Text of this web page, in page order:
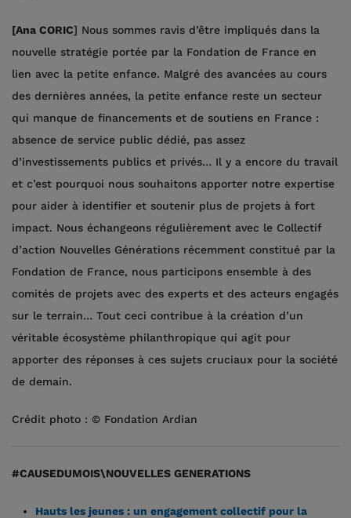
[Ana CORIC] Nous sommes ravis d’être impliqués dans la
nouvelle stratégie portée par la Fondation de France en
lien avec la petite enfance. Malgré des avancées au cours
des dernières années, la petite enfance reste un secteur
qui manque de financements et de soutiens en France :
absence de service public dédié, pas assez
d’investissements publics et privés… Il y a encore du travail
et c’est pourquoi nous souhaitons apporter notre expertise
pour aider à identifier et soutenir plus de projets à fort
impact. Nous échangeons régulièrement avec le Collectif
d’action Nouvelles Générations récemment constitué par la
Fondation de France, nous participons ensemble à des
comités de projets avec des experts et des acteurs engagés
sur le terrain… Tout ceci contribue à la création d’un
véritable écosystème philanthropique qui agit pour
apporter des réponses à ces sujets cruciaux pour la société
de demain.
Crédit photo : © Fondation Ardian
#CAUSEDUMOIS\NOUVELLES GENERATIONS
Hauts les jeunes : un engagement collectif pour la